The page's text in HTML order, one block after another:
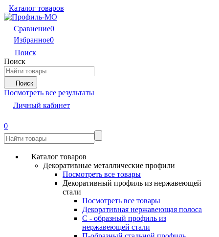
Каталог товаров
Сравнение0
Избранное0
Поиск
Поиск
Поиск
Посмотреть все результаты
Личный кабинет
0
Каталог товаров
Декоративные металлические профили
Посмотреть все товары
Декоративный профиль из нержавеющей
стали
Посмотреть все товары
Декоративная нержавеющая полоса
С - образный профиль из
нержавеющей стали